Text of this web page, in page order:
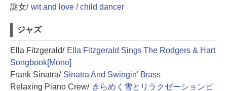
謎女/wit and love / child dancer
ジャズ
Ella Fitzgerald/Ella Fitzgerald Sings The Rodgers & Hart
Songbook[Mono]
Frank Sinatra/Sinatra And Swingin' Brass
Relaxing Piano Crew/きらめく雪とリラクゼーションピ